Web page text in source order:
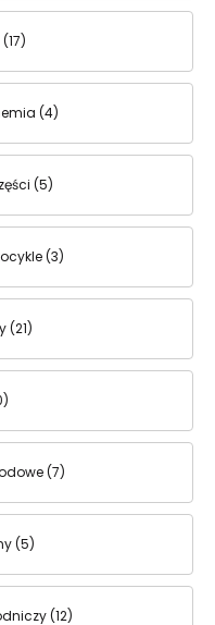
(4)
(5)
(3)
(21)
(7)
(5)
(12)